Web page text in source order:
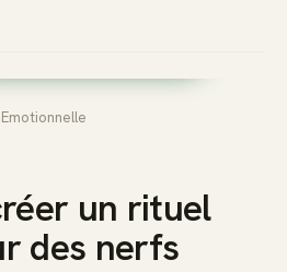
rendez-vous dès
un rituel
des nerfs